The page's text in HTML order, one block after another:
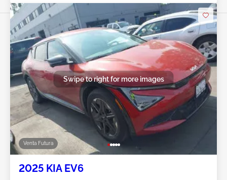
Venta Futura
Swipe to right for more images
2025 KIA EV6